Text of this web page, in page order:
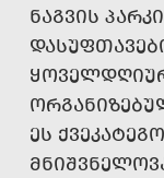
ᲜᲐᲒᲕᲘᲡ
ᲔᲡ